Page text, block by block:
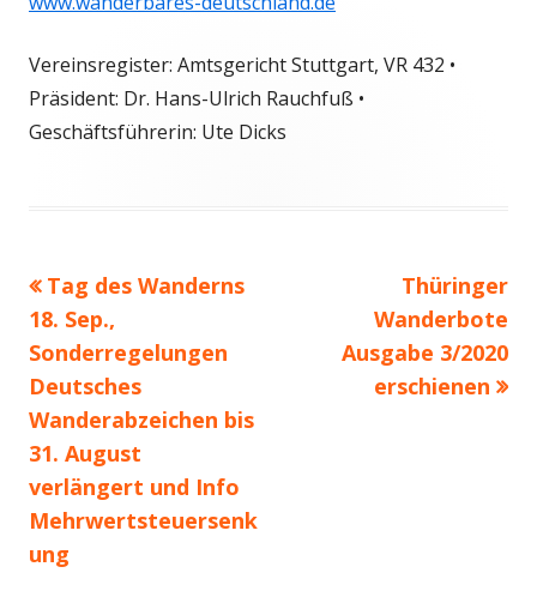
Vereinsregister: Amtsgericht Stuttgart, VR 432 •
Präsident: Dr. Hans-Ulrich Rauchfuß •
Geschäftsführerin: Ute Dicks
Beitragsnavigation
Vorheriger
Beitrag:
Tag des Wanderns
18. Sep.,
Sonderregelungen
Deutsches
Wanderabzeichen bis
31. August
verlängert und Info
Mehrwertsteuersenk
ung
Nächster
Beitrag
Thüringer
Wanderbote
Ausgabe 3/2020
erschienen